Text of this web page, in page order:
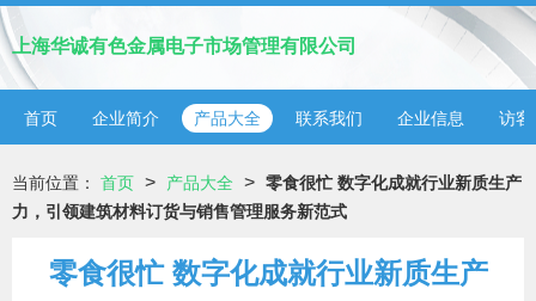
上海华诚有色金属电子市场管理有限公司
首页 企业简介 产品大全 联系我们 企业信息 访客
当前位置： 首页 > 产品大全 > 零食很忙 数字化成就行业新质生产
力，引领建筑材料订货与销售管理服务新范式
零食很忙 数字化成就行业新质生产